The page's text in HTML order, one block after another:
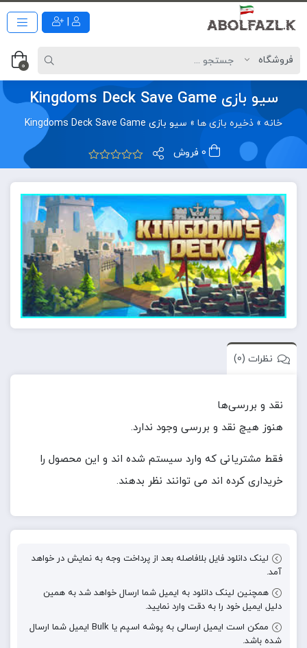
0
سیو بازی Kingdoms Deck Save Game
خانه » ذخیره بازی ها » سیو بازی Kingdoms Deck Save Game
نظرات (0)
نقد و بررسی‌ها
هنوز هیچ نقد و بررسی وجود ندارد.
فقط مشتریانی که وارد سیستم شده اند و این محصول را
خریداری کرده اند می توانند نظر بدهند.
لینک دانلود فایل بلافاصله بعد از پرداخت وجه به نمایش در خواهد
آمد.
همچنین لینک دانلود به ایمیل شما ارسال خواهد شد به همین
دلیل ایمیل خود را به دقت وارد نمایید.
ممکن است ایمیل ارسالی به پوشه اسپم یا Bulk ایمیل شما ارسال
شده باشد.